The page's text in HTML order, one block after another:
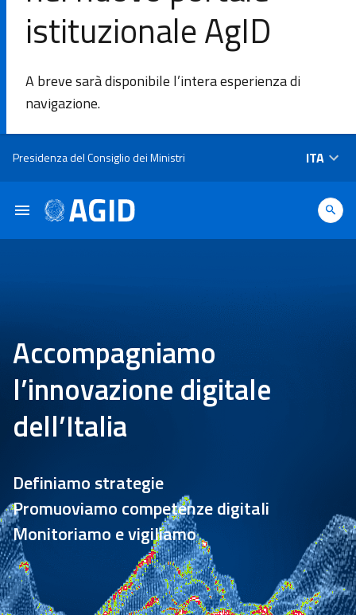
istituzionale AgID
A breve sarà disponibile l’intera esperienza di
navigazione.
Presidenza del Consiglio dei Ministri ITA
L'Agenzia
intervento
Piattaforme
e
Academy
Comunicazione
Accompagniamo
l’innovazione digitale
dell’Italia
Definiamo strategie
Promuoviamo competenze digitali
Monitoriamo e vigiliamo